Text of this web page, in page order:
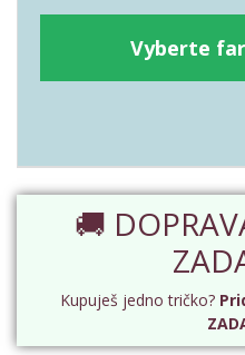
Vyberte
🚚
Kupuješ jedno tričko?